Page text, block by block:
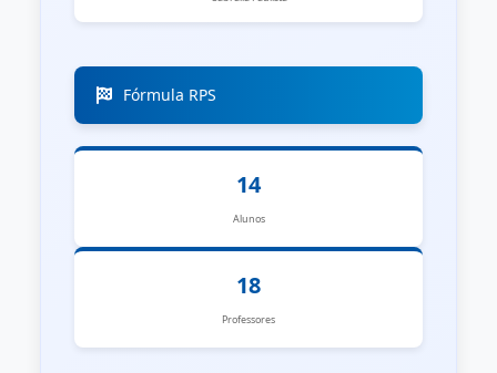
Fórmula RPS
14
Alunos
18
Professores